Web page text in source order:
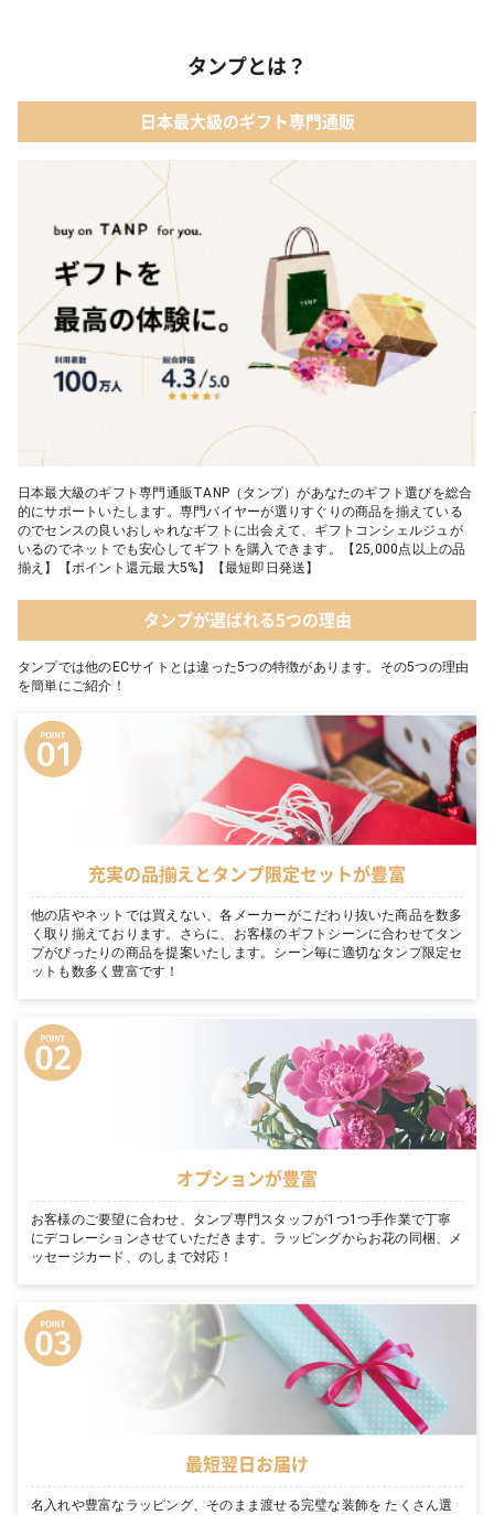
タンプとは？
日本最大級のギフト専門通販
日本最大級のギフト専門通販TANP（タンプ）があなたのギフト選びを総合
的にサポートいたします。専門バイヤーが選りすぐりの商品を揃えている
のでセンスの良いおしゃれなギフトに出会えて、ギフトコンシェルジュが
いるのでネットでも安心してギフトを購入できます。【25,000点以上の品
揃え】【ポイント還元最大5%】【最短即日発送】
タンプが選ばれる5つの理由
タンプでは他のECサイトとは違った5つの特徴があります。その5つの理由
を簡単にご紹介！
充実の品揃えとタンプ限定セットが豊富
他の店やネットでは買えない、各メーカーがこだわり抜いた商品を数多
く取り揃えております。さらに、お客様のギフトシーンに合わせてタン
プがぴったりの商品を提案いたします。シーン毎に適切なタンプ限定セ
ットも数多く豊富です！
オプションが豊富
お客様のご要望に合わせ、タンプ専門スタッフが1つ1つ手作業で丁寧
にデコレーションさせていただきます。ラッピングからお花の同梱、メ
ッセージカード、のしまで対応！
最短翌日お届け
名入れや豊富なラッピング、そのまま渡せる完璧な装飾を たくさん選